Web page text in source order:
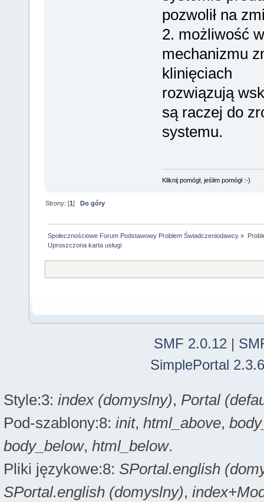
pozwolił na
2. możliwość
mechanizmu
klinięciach
rozwiązują
są raczej do
systemu.
Kliknij pomógł, jeślim pomógł :-)
Strony: [1]Do góry
Społecznościowe Forum Podstawowy Problem Świadczeniodawcy »
Uproszczona karta usługi
SMF 2.0.12 |
SimplePortal
Style:3: index (domyslny), Portal
Pod-szablony:8: init, html_above,
body_below, html_below.
Pliki językowe:8: SPortal.english
SPortal.english (domyslny),